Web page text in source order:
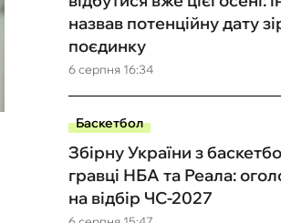
6 серпня 16:34
назвав потенційну дату
поєдинку
Баскетбол
Збірну України з
гравці НБА та Реала:
на відбір ЧС-2027